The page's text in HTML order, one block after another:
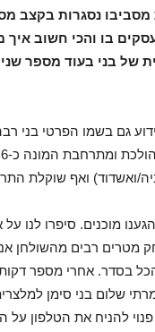
מסביבו
בו והכי חשוב איך
של בני בעוד מספר
35 שנה בני הדייג (63) הידוע גם
ואשדוד) ואף שוקלת
מוכנים. סיפרו לנו
מטרים רבים מהשולחן
בסדר. אחרי מספר
שלום בני סימן
להניח את הטלפון על